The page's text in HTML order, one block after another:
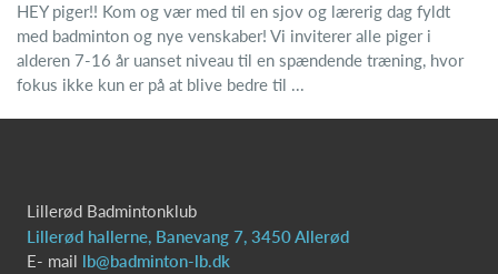
HEY piger!! Kom og vær med til en sjov og lærerig dag fyldt
med badminton og nye venskaber! Vi inviterer alle piger i
alderen 7-16 år uanset niveau til en spændende træning, hvor
fokus ikke kun er på at blive bedre til ...
Lillerød Badmintonklub
Lillerød hallerne, Banevang 7, 3450 Allerød
E- mail lb@badminton-lb.dk